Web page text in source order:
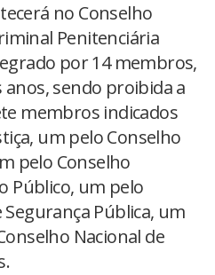
no Conselho
Penitenciária
por 14 membros,
sendo proibida a
membros indicados
um pelo Conselho
pelo Conselho
Público, um pelo
Pública, um
Nacional de